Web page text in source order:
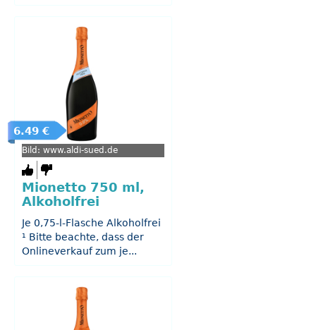
6.49 €
Bild: www.aldi-sued.de
Mionetto 750 ml,
Alkoholfrei
Je 0,75-l-Flasche Alkoholfrei
¹ Bitte beachte, dass der
Onlineverkauf zum je...